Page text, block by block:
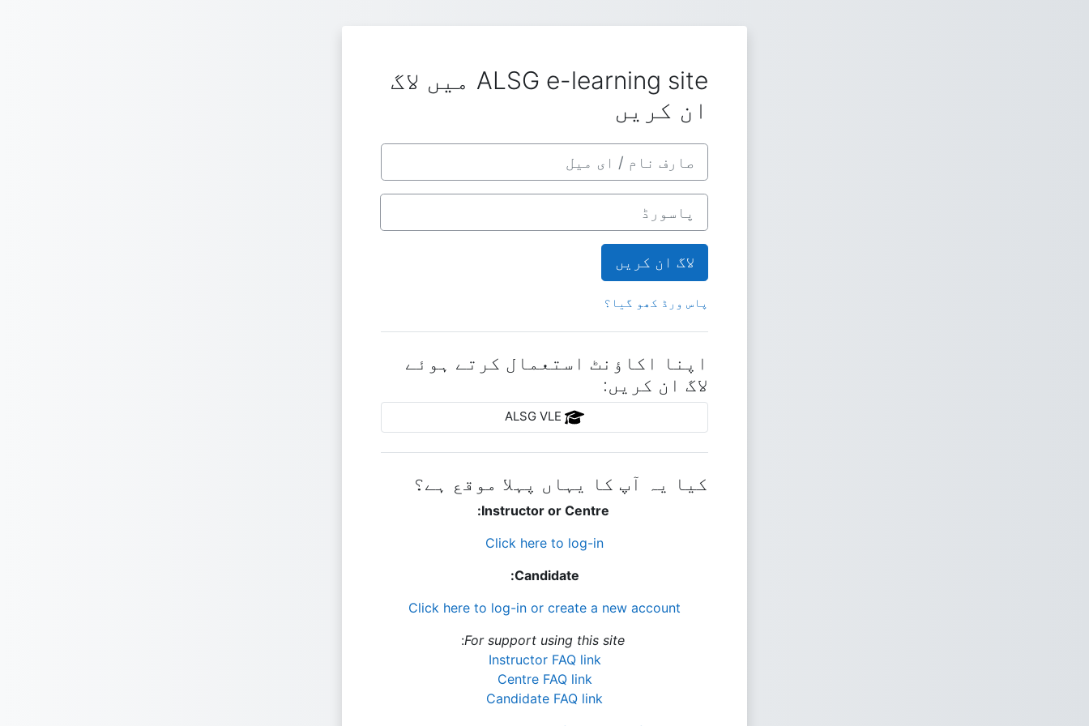
ALSG e-learning site میں لاگ
ان کریں
صارف نام / ای میل
پاسورڈ
لاگ ان کریں
پاس ورڈ کھو گیا؟
اپنا اکاؤنٹ استعمال کرتے ہوئے
لاگ ان کریں:
کیا یہ آپ کا یہاں پہلا موقع ہے؟
Click here to log-in
Click here to log-in or create a new account
For support using this site
:
Instructor FAQ link
Centre FAQ link
Candidate FAQ link